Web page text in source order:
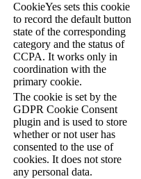
CookieYes sets this cookie
to record the default button
state of the corresponding
category and the status of
CCPA. It works only in
coordination with the
primary cookie.
The cookie is set by the
GDPR Cookie Consent
plugin and is used to store
whether or not user has
consented to the use of
cookies. It does not store
any personal data.